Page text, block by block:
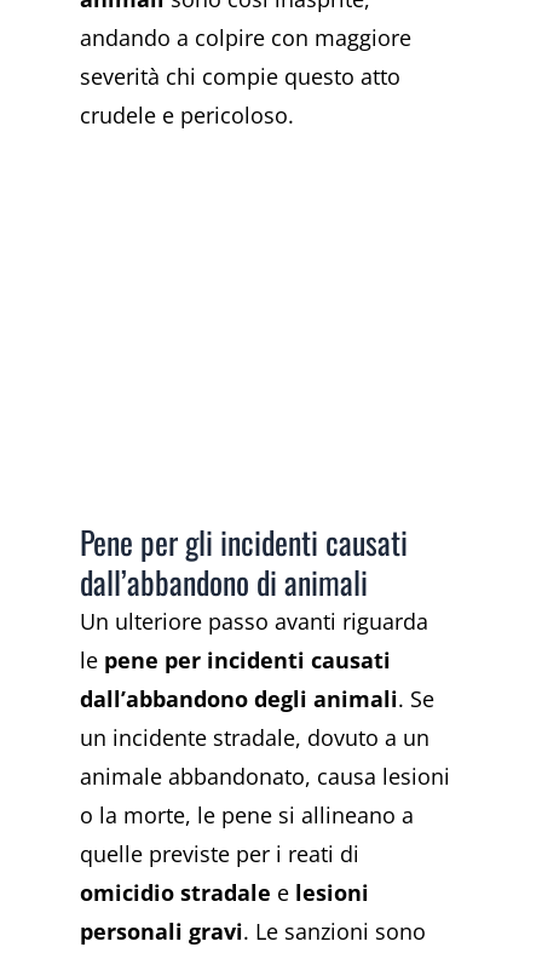
andando a colpire con maggiore
severità chi compie questo atto
crudele e pericoloso.
Pene per gli incidenti causati
dall’abbandono di animali
Un ulteriore passo avanti riguarda
le pene per incidenti causati
dall’abbandono degli animali. Se
un incidente stradale, dovuto a un
animale abbandonato, causa lesioni
o la morte, le pene si allineano a
quelle previste per i reati di
omicidio stradale e lesioni
personali gravi. Le sanzioni sono